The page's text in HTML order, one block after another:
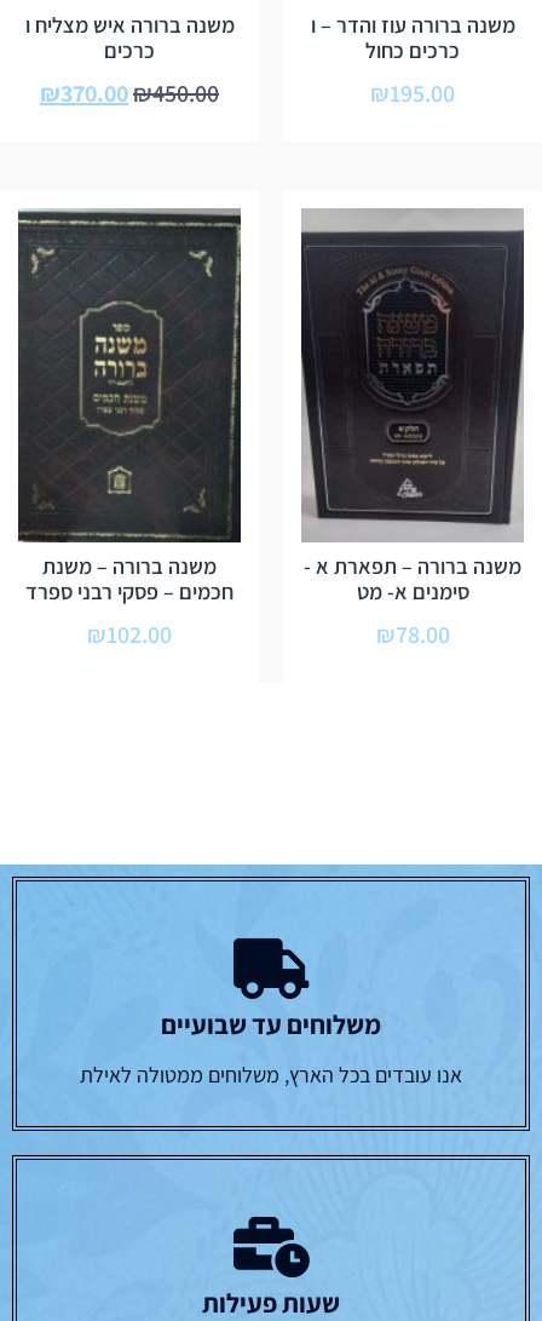
משנה ברורה עוז והדר – ו
כרכים כחול
₪195.00
משנה ברורה איש מצליח ו
כרכים
₪450.00
₪370.00
משנה ברורה – תפארת א -
סימנים א- מט
₪78.00
משנה ברורה – משנת
חכמים – פסקי רבני ספרד
₪102.00
משלוחים עד שבועיים
אנו עובדים בכל הארץ, משלוחים ממטולה לאילת
שעות פעילות